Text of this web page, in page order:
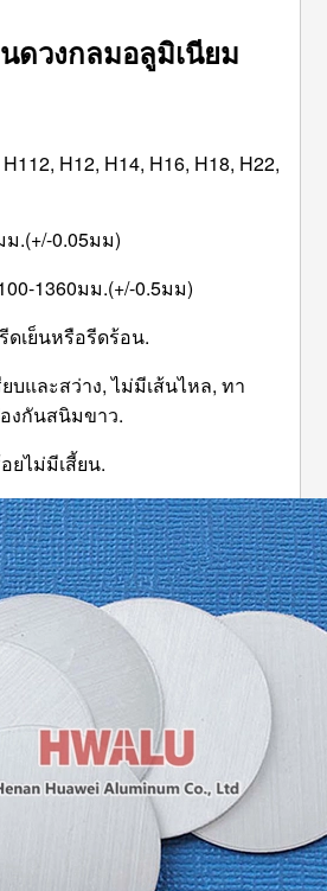
ดวงกลมอลูมิเนียม
H12, H14, H16, H18, H22,
.(+/-0.05มม)
1360มม.(+/-0.5มม)
ดเย็นหรือรีดร้อน.
บและสว่าง, ไม่มีเส้นไหล, ทา
งกันสนิมขาว.
ยไม่มีเสี้ยน.